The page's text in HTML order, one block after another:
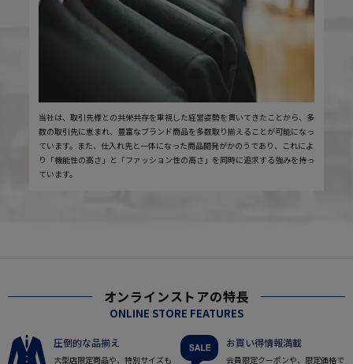
当社は、取引先様との共栄共存を重視した経営姿勢を貫いてきたことから、多
数の取引先に恵まれ、豊富なブランド商品を多数取り揃えることが可能になっ
ています。また、仕入れ先と一体になった商品開発がかのうであり、これによ
り「機能性の高さ」と「ファッション性の高さ」を同時に追求する強みを持っ
ています。
オンラインストアの特長
ONLINE STORE FEATURES
圧倒的な品揃え
大型店限定商品や、特別サイズも
お買い得情報満載
会員限定クーポンや、限定価格で